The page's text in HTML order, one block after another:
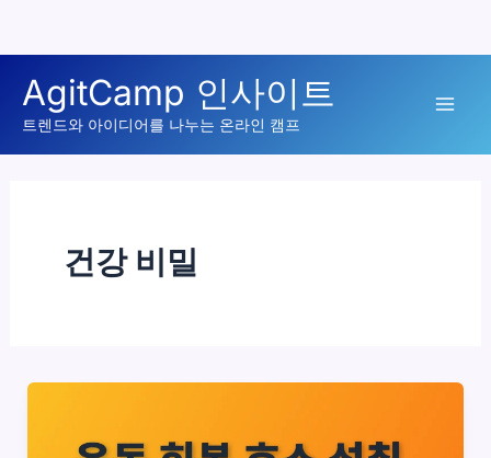
로
AgitCamp 인사이트
트렌드와 아이디어를 나누는 온라인 캠프
건강 비밀